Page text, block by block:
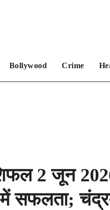
Bollywood Crime
2 जून
सफलता;